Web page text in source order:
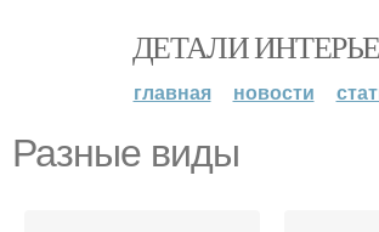
ДЕТАЛИ
главная новости
Разные виды